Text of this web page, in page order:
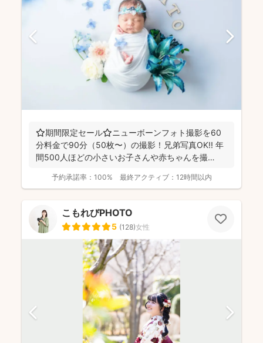
⭐️期間限定セール⭐️ニューボーンフォト撮影を60
分料金で90分（50枚〜）の撮影！兄弟写真OK!! 年
間500人ほどの小さいお子さんや赤ちゃんを撮
予約承諾率： 100% 最終アクティブ： 12時間以内
こもれびPHOTO
5 (128)女性